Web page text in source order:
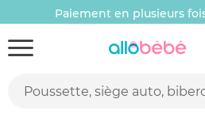
Paiement en plusieurs